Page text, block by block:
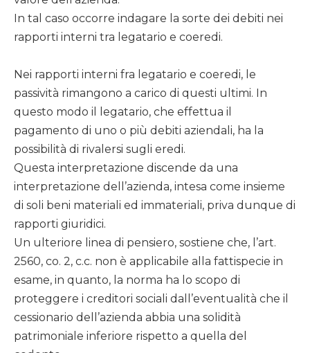
In tal caso occorre indagare la sorte dei debiti nei
rapporti interni tra legatario e coeredi.
Nei rapporti interni fra legatario e coeredi, le
passività rimangono a carico di questi ultimi. In
questo modo il legatario, che effettua il
pagamento di uno o più debiti aziendali, ha la
possibilità di rivalersi sugli eredi.
Questa interpretazione discende da una
interpretazione dell’azienda, intesa come insieme
di soli beni materiali ed immateriali, priva dunque di
rapporti giuridici.
Un ulteriore linea di pensiero, sostiene che, l’art.
2560, co. 2, c.c. non è applicabile alla fattispecie in
esame, in quanto, la norma ha lo scopo di
proteggere i creditori sociali dall’eventualità che il
cessionario dell’azienda abbia una solidità
patrimoniale inferiore rispetto a quella del